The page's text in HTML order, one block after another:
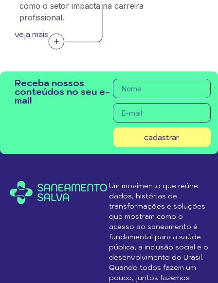
como o setor impacta na carreira
profissional.
veja mais
Receba nossos
conteúdos no seu e-
mail
cadastrar
Um movimento que reúne
dados, histórias de
transformações e soluções
que mostram como o
acesso ao saneamento é
fundamental para a saúde
pública, a inclusão social e o
desenvolvimento do Brasil.
Quando todos fazem um
pouco, juntos fazemos